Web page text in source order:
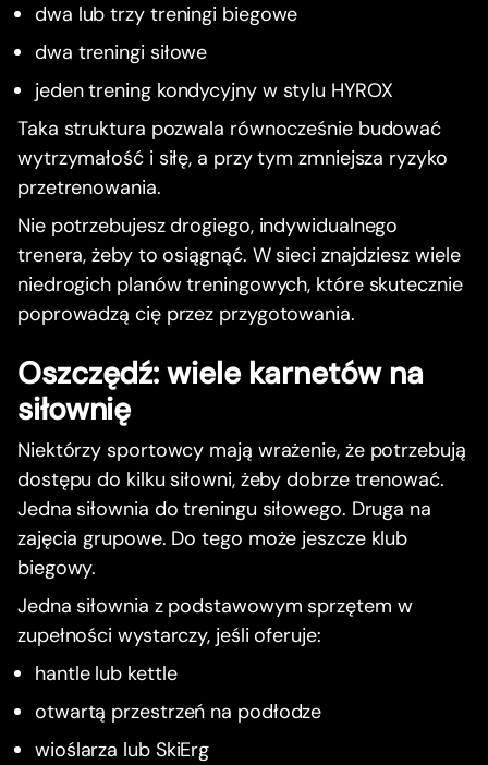
dwa lub trzy treningi biegowe
dwa treningi siłowe
jeden trening kondycyjny w stylu HYROX
Taka struktura pozwala równocześnie budować
wytrzymałość i siłę, a przy tym zmniejsza ryzyko
przetrenowania.
Nie potrzebujesz drogiego, indywidualnego
trenera, żeby to osiągnąć. W sieci znajdziesz wiele
niedrogich planów treningowych, które skutecznie
poprowadzą cię przez przygotowania.
Oszczędź: wiele karnetów na
siłownię
Niektórzy sportowcy mają wrażenie, że potrzebują
dostępu do kilku siłowni, żeby dobrze trenować.
Jedna siłownia do treningu siłowego. Druga na
zajęcia grupowe. Do tego może jeszcze klub
biegowy.
Jedna siłownia z podstawowym sprzętem w
zupełności wystarczy, jeśli oferuje:
hantle lub kettle
otwartą przestrzeń na podłodze
wioślarza lub SkiErg